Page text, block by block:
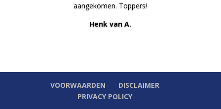
aangekomen. Toppers!
Henk van A.
VOORWAARDEN
DISCLAIMER
PRIVACY POLICY